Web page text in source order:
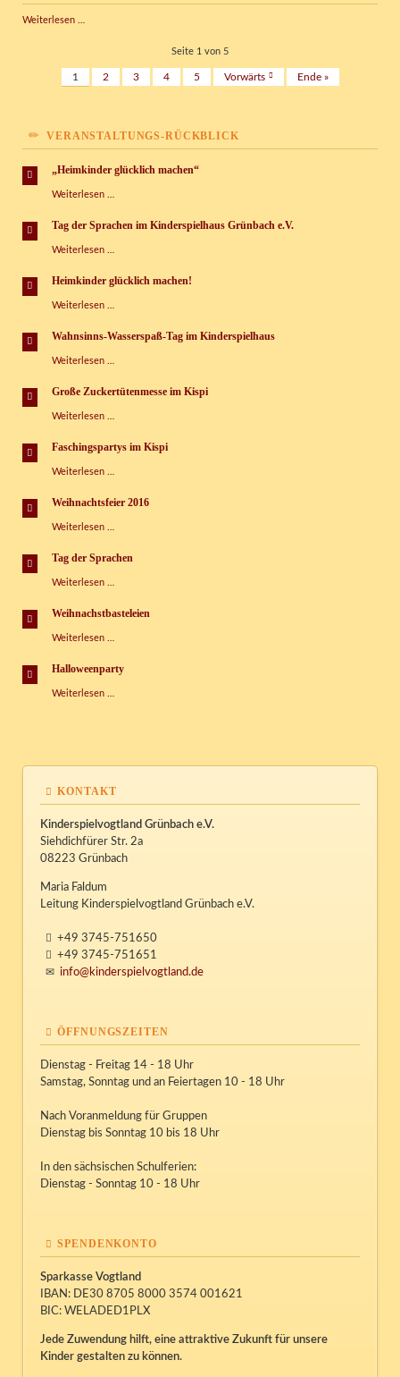
Weiterlesen …
Seite 1 von 5
1 2 3 4 5 Vorwärts Ende »
VERANSTALTUNGS-RÜCKBLICK
„Heimkinder glücklich machen“
Weiterlesen …
machen“
Tag der Sprachen im Kinderspielhaus Grünbach e.V.
Weiterlesen …
Sprachen
Kinderspielhaus
e.V.
Heimkinder glücklich machen!
Weiterlesen …
machen!
Wahnsinns-Wasserspaß-Tag im Kinderspielhaus
Weiterlesen …
Tag
Kinderspielhaus
Große Zuckertütenmesse im Kispi
Weiterlesen …
im
Faschingspartys im Kispi
Weiterlesen …
Kispi
Weihnachtsfeier 2016
Weiterlesen …
Tag der Sprachen
Weiterlesen …
Sprachen
Weihnachstbasteleien
Weiterlesen …
Halloweenparty
Weiterlesen …
KONTAKT
Kinderspielvogtland Grünbach e.V.
Siehdichfürer Str. 2a
08223 Grünbach
Maria Faldum
Leitung Kinderspielvogtland Grünbach e.V.
+49 3745-751650
+49 3745-751651
info@kinderspielvogtland.de
ÖFFNUNGSZEITEN
Dienstag - Freitag 14 - 18 Uhr
Samstag, Sonntag und an Feiertagen 10 - 18 Uhr
Nach Voranmeldung für Gruppen
Dienstag bis Sonntag 10 bis 18 Uhr
In den sächsischen Schulferien:
Dienstag - Sonntag 10 - 18 Uhr
SPENDENKONTO
Sparkasse Vogtland
IBAN: DE30 8705 8000 3574 001621
BIC: WELADED1PLX
Jede Zuwendung hilft, eine attraktive Zukunft für unsere
Kinder gestalten zu können.